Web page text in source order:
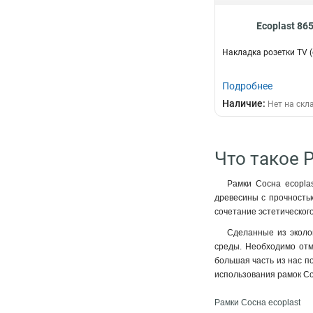
Ecoplast
Накладка розетки TV
Подробнее
Наличие: Нет на
Что такое
Рамки Сосна
древесины с
сочетание
Сделанные из
среды. Необходимо
большая часть из нас
использования рамок
Рамки Сосна ecoplast